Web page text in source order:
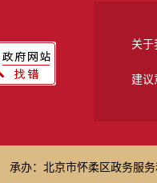
关于
建议
承办：北京市怀柔区政务服